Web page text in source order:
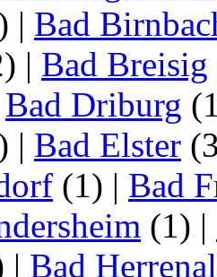
| Bad
| Bad Breisig
Bad Driburg
| Bad Elster
(1) | Bad
(1) |
| Bad